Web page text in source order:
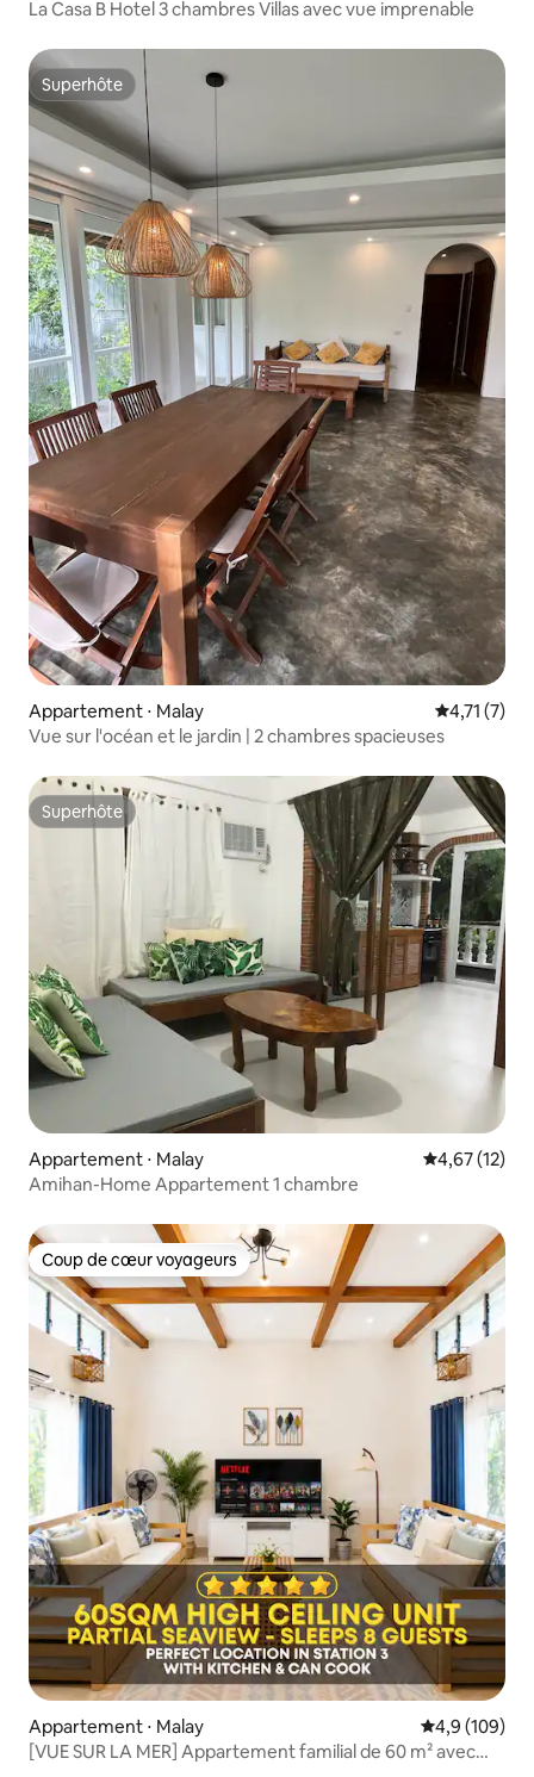
La Casa B Hotel 3 chambres Villas avec vue imprenable
Superhôte
Superhôte
Appartement ⋅ Malay Évaluation
4,71 (7)
Vue sur l'océan et le jardin | 2 chambres spacieuses
Superhôte
Superhôte
Appartement ⋅ Malay Évaluation
4,67 (12)
Amihan-Home Appartement 1 chambre
Coup de cœur voyageurs
Coup de cœur voyageurs
Appartement ⋅ Malay Évaluation
4,9 (109)
[VUE SUR LA MER] Appartement familial de 60 m² avec